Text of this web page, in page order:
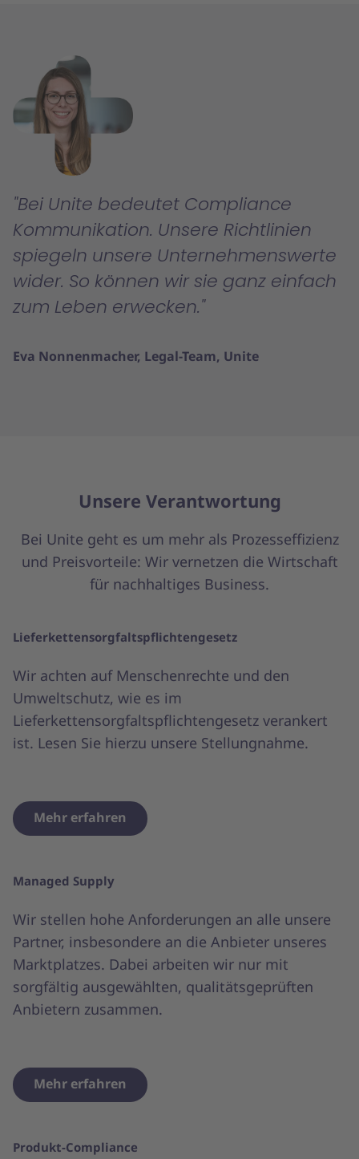
Bei Unite bedeutet Compliance
Kommunikation. Unsere Richtlinien
spiegeln unsere Unternehmenswerte
wider. So können wir sie ganz einfach
zum Leben erwecken.
Eva Nonnenmacher, Legal-Team, Unite
Unsere Verantwortung
Bei Unite geht es um mehr als Prozesseffizienz
und Preisvorteile: Wir vernetzen die Wirtschaft
für nachhaltiges Business.
Lieferkettensorgfaltspflichtengesetz
Wir achten auf Menschenrechte und den
Umweltschutz, wie es im
Lieferkettensorgfaltspflichtengesetz verankert
ist. Lesen Sie hierzu unsere Stellungnahme.
Mehr erfahren
Managed Supply
Wir stellen hohe Anforderungen an alle unsere
Partner, insbesondere an die Anbieter unseres
Marktplatzes. Dabei arbeiten wir nur mit
sorgfältig ausgewählten, qualitätsgeprüften
Anbietern zusammen.
Mehr erfahren
Produkt-Compliance